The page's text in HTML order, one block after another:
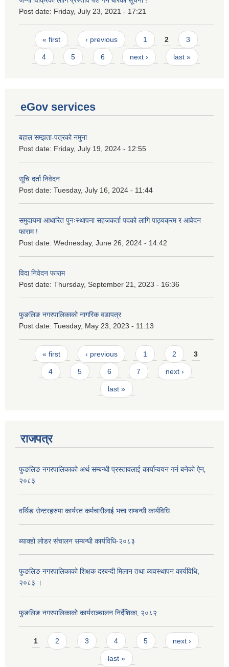
Post date: Friday, July 23, 2021 - 17:21
Pages
« first ‹ previous 1 2 3
4 5 6 next › last »
eGov services
बहाल सम्झता-पत्रको नमुना
Post date: Friday, July 19, 2024 - 12:55
सूचि दर्ता निवेदन
Post date: Tuesday, July 16, 2024 - 11:44
समुदायमा आधारित पुनःस्थापना सहजकर्ता पदको लागि पाठ्यक्रम र आवेदन
फाराम !
Post date: Wednesday, June 26, 2024 - 14:42
विदा निवेदन फाराम
Post date: Thursday, September 21, 2023 - 16:36
फुङलिङ नगरपालिकाको नागरिक वडापत्र
Post date: Tuesday, May 23, 2023 - 11:13
Pages
« first ‹ previous 1 2 3
4 5 6 7 next ›
last »
राजपत्र
फुङलिङ नगरपालिकाको अर्थ सम्बन्धी प्रस्तावलाई कार्यान्वयन गर्न बनेको ऐन‚
२०८३
वर्थिङ सेन्टरहरुमा कार्यरत कर्मचारीलाई भत्ता सम्बन्धी कार्यविधि
ब्याक्हो लोडर संचालन सम्बन्धी कार्यविधि-२०८३
फुङलिङ नगरपालिकाको शिक्षक दरबन्दी मिलान तथा व्यवस्थापन कार्यविधि,
२०८३ ।
फुङलिङ नगरपालिकाको कार्यसञ्चालन निर्देशिका‚ २०८२
Pages
1 2 3 4 5 next ›
last »